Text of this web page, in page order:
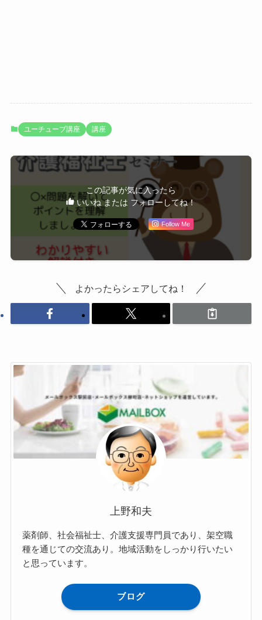
ユーチューブ講座 講座
この記事が気に入ったら
いいね または フォローしてね！
Follow Me
よかったらシェアしてね！
上野和夫
薬剤師、社会福祉士、介護支援専門員であり、架空職
種を通じての交流あり。地域活動をしっかり行いたい
と思っています。
ブログ